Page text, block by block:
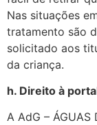
Nas situações
tratamento são
solicitado aos
da criança.
h. Direito à
A AdG – ÁGUAS